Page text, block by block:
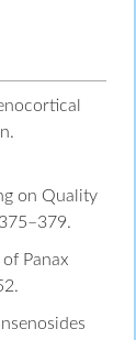
on Quality
Panax